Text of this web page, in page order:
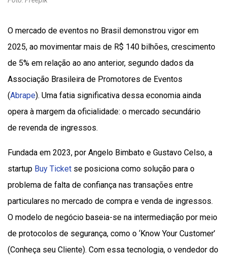
O mercado de eventos no Brasil demonstrou vigor em
2025, ao movimentar mais de R$ 140 bilhões, crescimento
de 5% em relação ao ano anterior, segundo dados da
Associação Brasileira de Promotores de Eventos
(Abrape). Uma fatia significativa dessa economia ainda
opera à margem da oficialidade: o mercado secundário
de revenda de ingressos.
Fundada em 2023, por Angelo Bimbato e Gustavo Celso, a
startup Buy Ticket se posiciona como solução para o
problema de falta de confiança nas transações entre
particulares no mercado de compra e venda de ingressos.
O modelo de negócio baseia-se na intermediação por meio
de protocolos de segurança, como o ‘Know Your Customer’
(Conheça seu Cliente). Com essa tecnologia, o vendedor do